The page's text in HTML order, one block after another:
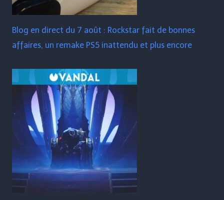
Blog en direct du 7 août : Rockstar fait de bonnes
affaires, un remake PS5 inattendu et plus encore